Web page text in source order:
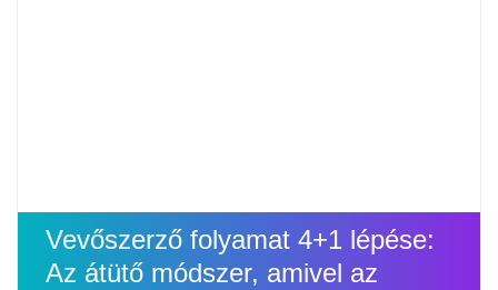
Vevőszerző folyamat 4+1 lépése:
Az átütő módszer, amivel az